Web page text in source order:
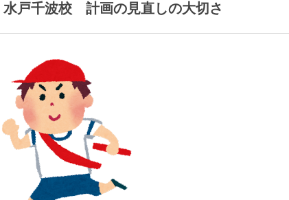
水戸千波校 計画の見直しの大切さ